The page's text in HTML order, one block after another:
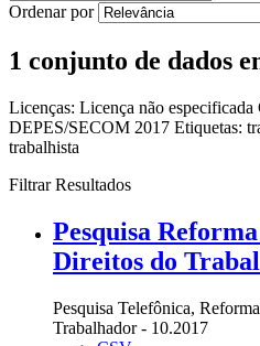
Ordenar por
1 conjunto de dados
Licenças: Licença não especificada
DEPES/SECOM 2017 Etiquetas:
trabalhista
Filtrar Resultados
Pesquisa
Direitos do
Pesquisa Telefônica,
Trabalhador - 10.2017